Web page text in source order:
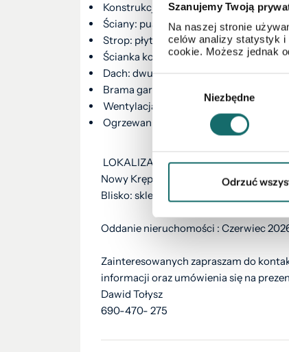
Szanujemy Twoją
Na naszej stronie
celów analizy statystyk i
cookie. Możesz jednak
Niezbędne
Odrzuć
Konstrukcja oraz propozycje
Ściany: pustak ceramiczny Porotherm
Strop: płyta żelbetowa
Ścianka kolankowa: 235 cm
Dach: dwuspadowy, nachylenie 30 st.
Brama garażowa: HÖRMANN
Wentylacja: grawitacyjna
Ogrzewanie kocioł: gazowy
LOKALIZACJA:
Nowy Krępiec - 5 min do Świdnika -10
Blisko: sklepy, szkoły, centrum
Oddanie nieruchomości : Czerwiec
Zainteresowanych zapraszam do
informacji oraz umówienia się na
Dawid Tołysz
690-470- 275